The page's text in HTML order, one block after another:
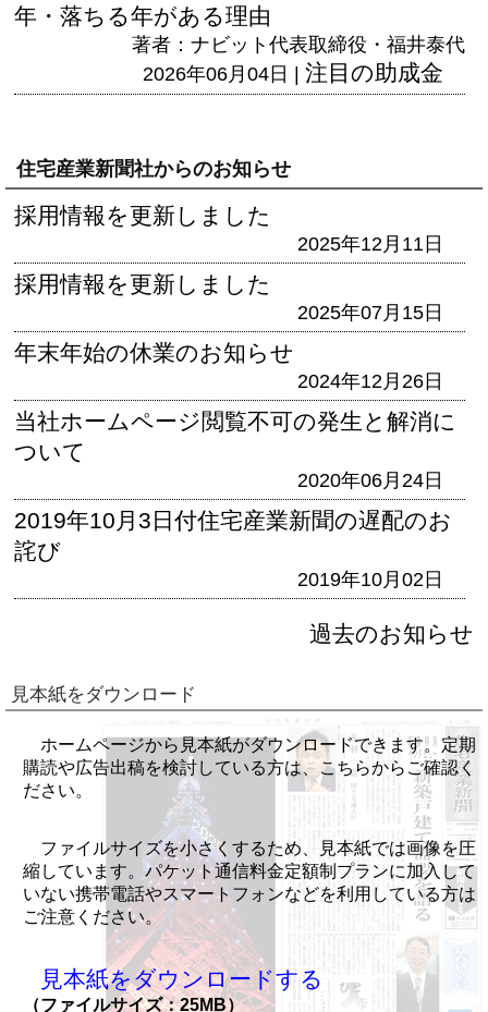
年・落ちる年がある理由
著者：ナビット代表取締役・福井泰代
2026年06月04日 | 注目の助成金
住宅産業新聞社からのお知らせ
採用情報を更新しました
2025年12月11日
採用情報を更新しました
2025年07月15日
年末年始の休業のお知らせ
2024年12月26日
当社ホームページ閲覧不可の発生と解消に
ついて
2020年06月24日
2019年10月3日付住宅産業新聞の遅配のお
詫び
2019年10月02日
過去のお知らせ
見本紙をダウンロード
ホームページから見本紙がダウンロードできます。定期
購読や広告出稿を検討している方は、こちらからご確認く
ださい。
ファイルサイズを小さくするため、見本紙では画像を圧
縮しています。パケット通信料金定額制プランに加入して
いない携帯電話やスマートフォンなどを利用している方は
ご注意ください。
見本紙をダウンロードする
（ファイルサイズ：25MB）